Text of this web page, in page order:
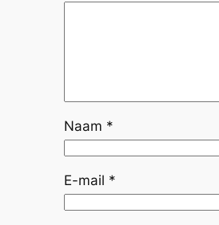
Naam *
E-mail *